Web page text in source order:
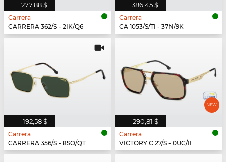
277,88 $
Carrera
CARRERA 362/S - 2IK/Q6
386,45 $
Carrera
CA 1053/S/TI - 37N/9K
192,58 $
Carrera
CARRERA 356/S - 8SO/QT
290,81 $
Carrera
VICTORY C 27/S - 0UC/II